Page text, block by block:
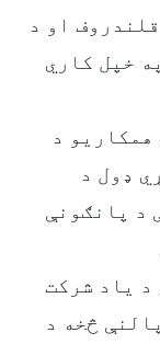
او د
خپل کاري
د
ډول د
د پانګونې
د یاد شرکت
څخه د